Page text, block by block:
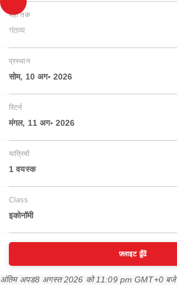
यहाँ तक
गंतव्य
प्रस्थान
सोम, 10 अग॰ 2026
रिटर्न
मंगल, 11 अग॰ 2026
यात्रियों
1 वयस्‍क
Class
इकोनॉमी
फ़्लाइट ढूँढें
अंतिम अपड8 अगस्त 2026 को 11:09 pm GMT+0 बजे